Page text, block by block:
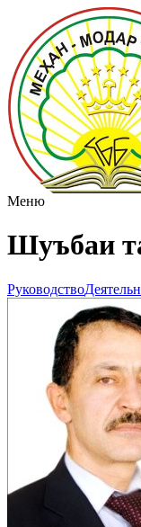
Меню
Шуъбаи
Руководство